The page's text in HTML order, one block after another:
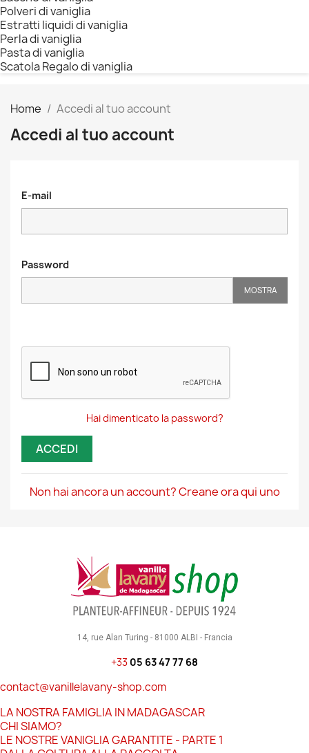
Polveri di vaniglia
Estratti liquidi di vaniglia
Perla di vaniglia
Pasta di vaniglia
Scatola Regalo di vaniglia
Home Accedi al tuo account
Accedi al tuo account
E-mail
Password
MOSTRA
Hai dimenticato la password?
ACCEDI
Non hai ancora un account? Creane ora qui uno
14, rue Alan Turing - 81000 ALBI - Francia
+33 05 63 47 77 68
contact@vanillelavany-shop.com
LA NOSTRA FAMIGLIA IN MADAGASCAR
CHI SIAMO?
LE NOSTRE VANIGLIA GARANTITE - PARTE 1